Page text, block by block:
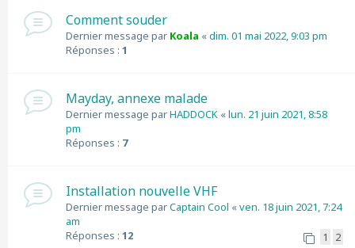
Comment souder
Dernier message par Koala «dim. 01 mai 2022, 9:03 pm
Réponses : 1
Mayday, annexe malade
Dernier message parHADDOCK «lun. 21 juin 2021, 8:58
pm
Réponses : 7
Installation nouvelle VHF
Dernier message parCaptain Cool «ven. 18 juin 2021, 7:24
am
Réponses : 12 1 2